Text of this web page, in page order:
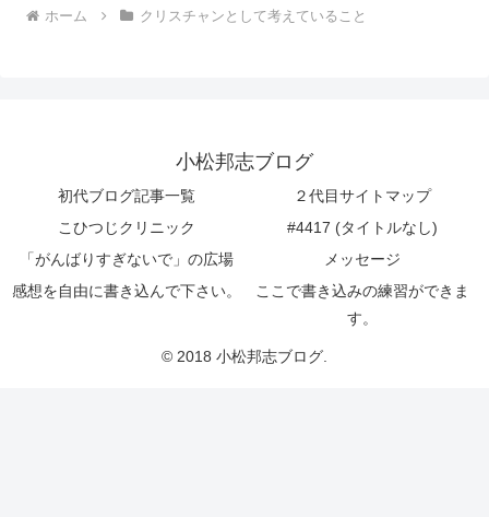
ホーム クリスチャンとして考えていること
小松邦志ブログ
初代ブログ記事一覧
２代目サイトマップ
こひつじクリニック
#4417 (タイトルなし)
「がんばりすぎないで」の広場
メッセージ
感想を自由に書き込んで下さい。
ここで書き込みの練習ができま
す。
© 2018 小松邦志ブログ.